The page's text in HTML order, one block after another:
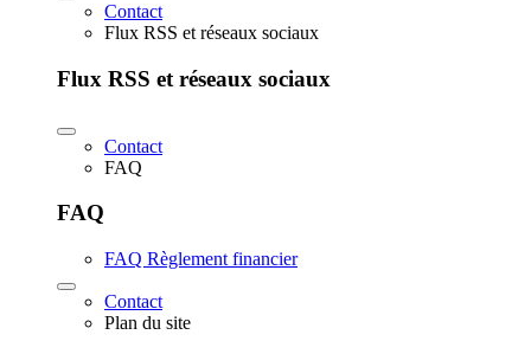
Contact
Flux RSS et réseaux sociaux
Flux RSS et réseaux sociaux
Contact
FAQ
FAQ
FAQ Règlement financier
Contact
Plan du site